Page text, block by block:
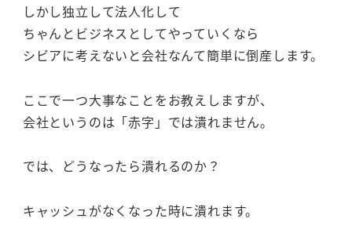
しかし独立して法人化して
ちゃんとビジネスとしてやっていくなら
シビアに考えないと会社なんて簡単に倒産します。
ここで一つ大事なことをお教えしますが、
会社というのは「赤字」では潰れません。
では、どうなったら潰れるのか？
キャッシュがなくなった時に潰れます。